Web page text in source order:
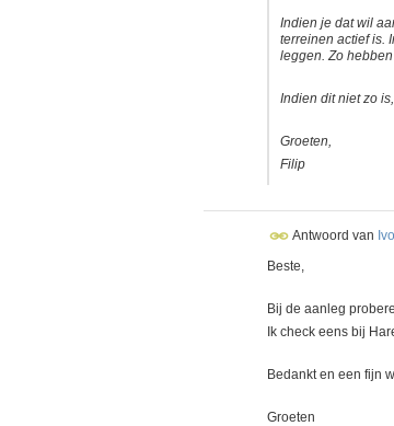
Indien je dat wil
terreinen actief is.
leggen. Zo
Indien dit niet zo
Groeten,
Filip
Antwoord van
Beste,
Bij de aanleg
Ik check eens bij
Bedankt en een fijn
Groeten